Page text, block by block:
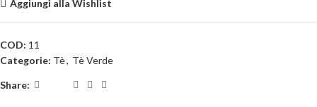
Aggiungi alla Wishlist
COD: 11
Categorie: Tè, Tè Verde
Share: